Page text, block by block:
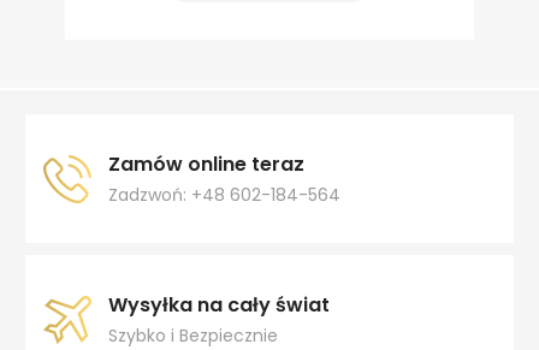
Zamów online teraz
Zadzwoń: +48 602-184-564
Wysyłka na cały świat
Szybko i Bezpiecznie